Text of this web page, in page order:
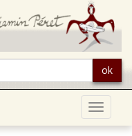
ok
Toggle